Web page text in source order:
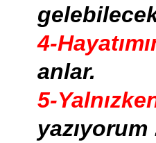
4-
anlar.
5-
yazıyorum